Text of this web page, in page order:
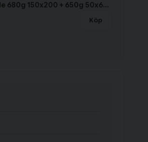
Paket Hotelltäcke & Hotellkudde 680g 150x200 + 650g 50x60 Borganäs of Sweden
Köp